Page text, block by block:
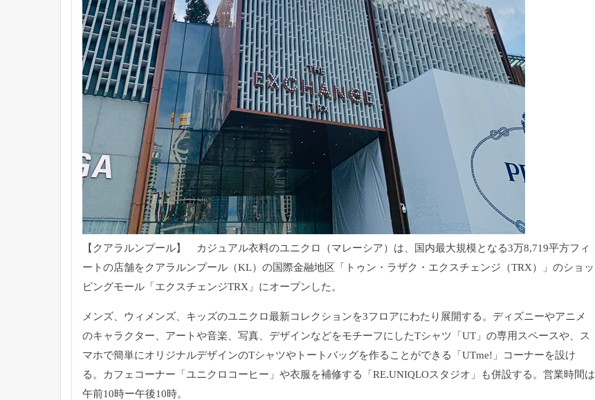
【クアラルンプール】 カジュアル衣料のユニクロ（マレーシア）は、国内最大規模となる3万8,719平方フィ
ートの店舗をクアラルンプール（KL）の国際金融地区「トゥン・ラザク・エクスチェンジ（TRX）」のショッ
ピングモール「エクスチェンジTRX」にオープンした。
メンズ、ウィメンズ、キッズのユニクロ最新コレクションを3フロアにわたり展開する。ディズニーやアニメ
のキャラクター、アートや音楽、写真、デザインなどをモチーフにしたTシャツ「UT」の専用スペースや、ス
マホで簡単にオリジナルデザインのTシャツやトートバッグを作ることができる「UTme!」コーナーを設け
る。カフェコーナー「ユニクロコーヒー」や衣服を補修する「RE.UNIQLOスタジオ」も併設する。営業時間は
午前10時ー午後10時。